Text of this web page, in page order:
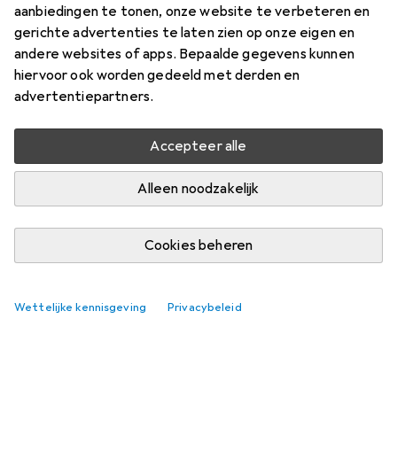
aanbiedingen te tonen, onze website te verbeteren en
gerichte advertenties te laten zien op onze eigen en
andere websites of apps. Bepaalde gegevens kunnen
hiervoor ook worden gedeeld met derden en
advertentiepartners.
Accepteer alle
Alleen noodzakelijk
Cookies beheren
Wettelijke kennisgeving Privacybeleid